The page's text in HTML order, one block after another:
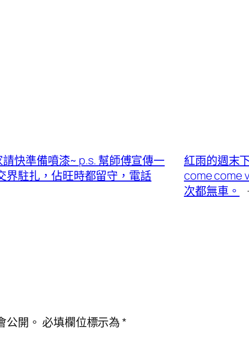
快準備噴漆~ p.s. 幫師傅宣傳一
界駐扎，佔旺時都留守，電話
紅雨的週末
come come
次都無車。
公開。 必填欄位標示為*